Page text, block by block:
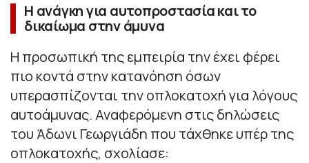
Η ανάγκη για αυτοπροστασία και το
δικαίωμα στην άμυνα
Η προσωπική της εμπειρία την έχει φέρει
πιο κοντά στην κατανόηση όσων
υπερασπίζονται την οπλοκατοχή για λόγους
αυτοάμυνας. Αναφερόμενη στις δηλώσεις
του Άδωνι Γεωργιάδη που τάχθηκε υπέρ της
οπλοκατοχής, σχολίασε: